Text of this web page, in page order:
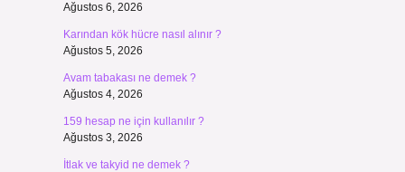
Ağustos 6, 2026
Karından kök hücre nasıl alınır ?
Ağustos 5, 2026
Avam tabakası ne demek ?
Ağustos 4, 2026
159 hesap ne için kullanılır ?
Ağustos 3, 2026
İtlak ve takyid ne demek ?